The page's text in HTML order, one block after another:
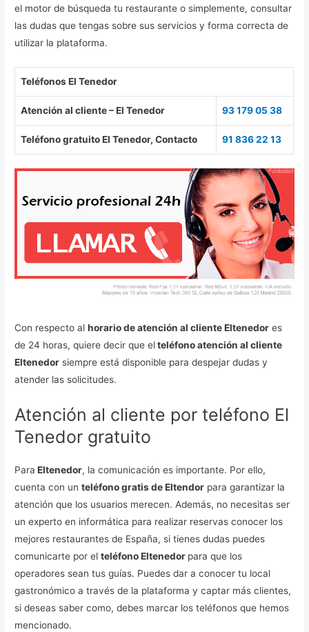
el motor de búsqueda tu restaurante o simplemente, consultar
las dudas que tengas sobre sus servicios y forma correcta de
utilizar la plataforma.
Teléfonos El Tenedor
Atención al cliente – El Tenedor 93 179 05 38
Teléfono gratuito El Tenedor, Contacto 91 836 22 13
Con respecto alhorario de atención al cliente Eltenedor es
de 24 horas, quiere decir que elteléfono atención al cliente
Eltenedor siempre está disponible para despejar dudas y
atender las solicitudes.
Atención al cliente por teléfono El
Tenedor gratuito
Para Eltenedor, la comunicación es importante. Por ello,
cuenta con unteléfono gratis de Eltendor para garantizar la
atención que los usuarios merecen. Además, no necesitas ser
un experto en informática para realizar reservas conocer los
mejores restaurantes de España, si tienes dudas puedes
comunicarte por elteléfono Eltenedor para que los
operadores sean tus guías. Puedes dar a conocer tu local
gastronómico a través de la plataforma y captar más clientes,
si deseas saber como, debes marcar los teléfonos que hemos
mencionado.